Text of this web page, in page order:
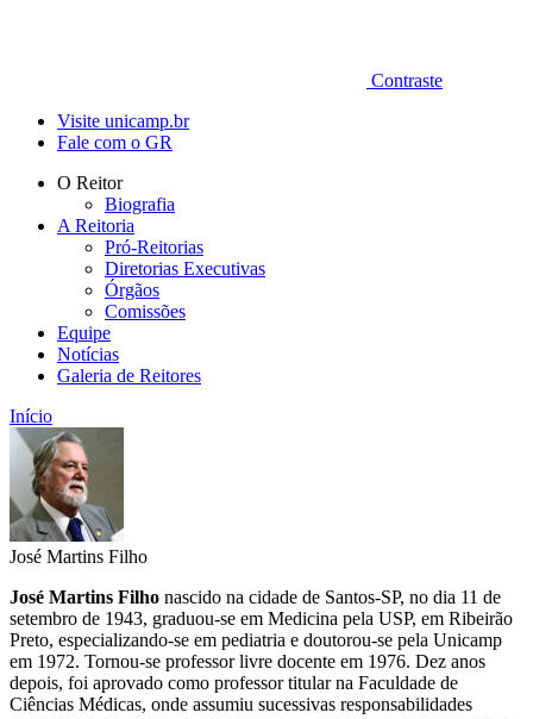
Contraste
Visite unicamp.br
Fale com o GR
O Reitor
Biografia
A Reitoria
Pró-Reitorias
Diretorias Executivas
Órgãos
Comissões
Equipe
Notícias
Galeria de Reitores
Início
José Martins Filho
José Martins Filho nascido na cidade de Santos-SP, no dia 11 de
setembro de 1943, graduou-se em Medicina pela USP, em Ribeirão
Preto, especializando-se em pediatria e doutorou-se pela Unicamp
em 1972. Tornou-se professor livre docente em 1976. Dez anos
depois, foi aprovado como professor titular na Faculdade de
Ciências Médicas, onde assumiu sucessivas responsabilidades